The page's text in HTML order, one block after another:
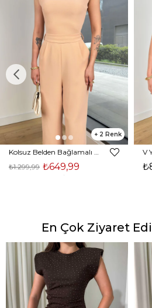
2
₺649,99
₺1.299,99
En Çok Ziyaret